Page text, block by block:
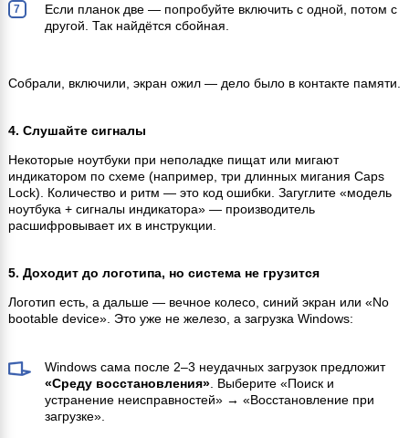
Если планок две — попробуйте включить с одной, потом с
другой. Так найдётся сбойная.
Собрали, включили, экран ожил — дело было в контакте памяти.
4. Слушайте сигналы
Некоторые ноутбуки при неполадке пищат или мигают
индикатором по схеме (например, три длинных мигания Caps
Lock). Количество и ритм — это код ошибки. Загуглите «модель
ноутбука + сигналы индикатора» — производитель
расшифровывает их в инструкции.
5. Доходит до логотипа, но система не грузится
Логотип есть, а дальше — вечное колесо, синий экран или «No
bootable device». Это уже не железо, а загрузка Windows:
Windows сама после 2–3 неудачных загрузок предложит
«Среду восстановления». Выберите «Поиск и
устранение неисправностей» → «Восстановление при
загрузке».